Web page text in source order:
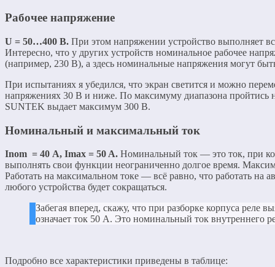
Рабочее напряжение
U = 50…400 В. При этом напряжении устройство выполняет
Интересно, что у других устройств номинальное рабочее
(например, 230 В), а здесь номинальные напряжения могут
При испытаниях я убедился, что экран светится и можно
напряжениях 30 В и ниже. По максимуму диапазона пройтись
SUNTEK выдает максимум 300 В.
Номинальный и максимальный ток
Inom = 40 А, Imax = 50 A. Номинальный ток — это ток, при
выполнять свои функции неограниченно долгое время.
Работать на максимальном токе — всё равно, что работать на
любого устройства будет сокращаться.
Забегая вперед, скажу, что при разборке корпуса реле
означает ток 50 А. Это номинальный ток внутреннего
Подробно все характеристики приведены в таблице: